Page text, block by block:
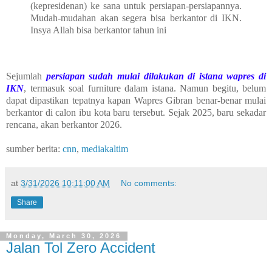
(kepresidenan) ke sana untuk persiapan-persiapannya.
Mudah-mudahan akan segera bisa berkantor di IKN.
Insya Allah bisa berkantor tahun ini
Sejumlah persiapan sudah mulai dilakukan di istana wapres di
IKN, termasuk soal furniture dalam istana. Namun begitu, belum
dapat dipastikan tepatnya kapan Wapres Gibran benar-benar mulai
berkantor di calon ibu kota baru tersebut. Sejak 2025, baru sekadar
rencana, akan berkantor 2026.
sumber berita: cnn, mediakaltim
at 3/31/2026 10:11:00 AM No comments:
Share
Monday, March 30, 2026
Jalan Tol Zero Accident